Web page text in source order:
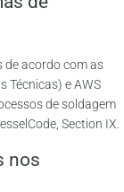
de acordo com as
Técnicas) e AWS
de soldagem
Section IX.
nos